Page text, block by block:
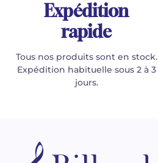
Expédition
rapide
Tous nos produits sont en stock.
Expédition habituelle sous 2 à 3
jours.